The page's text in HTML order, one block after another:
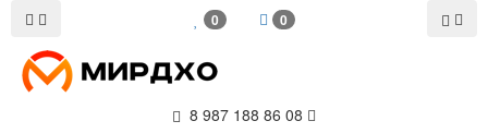
0 0
8 987 188 86 08